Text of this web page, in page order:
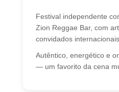
Festival independente
Zion Reggae Bar, com
convidados internacionais.
Autêntico, energético e
— um favorito da cena